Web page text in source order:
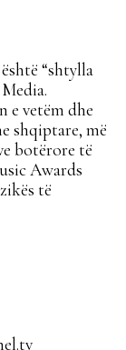
“shtylla
vetëm dhe
shqiptare, më
botërore të
Awards
të